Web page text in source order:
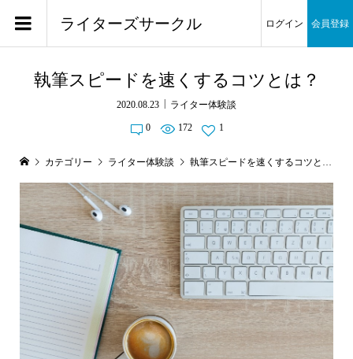
ライターズサークル ログイン 会員登録
執筆スピードを速くするコツとは？
2020.08.23 ライター体験談
0 172 1
カテゴリー ライター体験談 執筆スピードを速くするコツとは？